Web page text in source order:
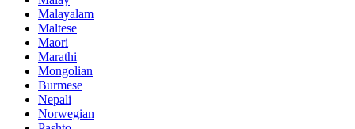
Malayalam
Maltese
Maori
Marathi
Mongolian
Burmese
Nepali
Norwegian